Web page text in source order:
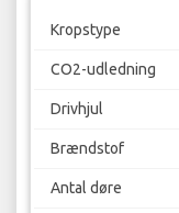
Kropstype
CO2-udledning
Drivhjul
Brændstof
Antal døre